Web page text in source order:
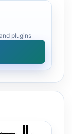
plugins